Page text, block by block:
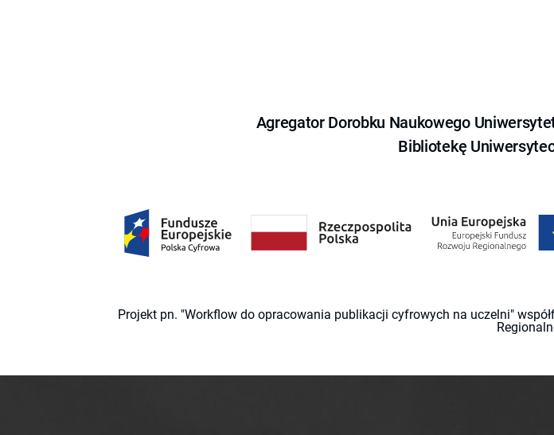
Agregator Dorobku Naukowego
Bibliotekę
Projekt pn. "Workflow do opracowania publikacji cyfrowych na uczelni"